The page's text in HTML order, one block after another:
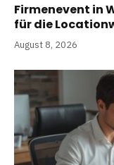
Firmenevent in
für die
August 8, 2026